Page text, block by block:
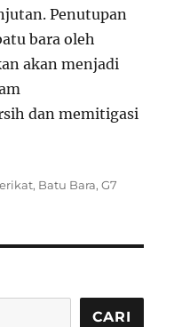
Penutupan
bara oleh
akan menjadi
dan memitigasi
, Batu Bara,G7
CARI